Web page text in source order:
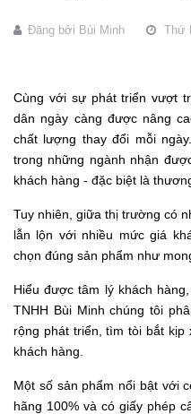
Đăng bởi Bùi Minh Thứ
Cùng với sự phát triển vượt
dân ngày càng được nâng
chất lượng thay đổi mỗi
trong những ngành nhận
khách hàng - đặc biệt là
Tuy nhiên, giữa thị trường có
lẫn lộn với nhiều mức giá
chọn đúng sản phẩm như
Hiểu được tâm lý khách
TNHH Bùi Minh chúng tôi
rộng phát triển, tìm tòi bắt
khách hàng.
Một số sản phẩm nổi bật với
hãng 100% và có giấy phép